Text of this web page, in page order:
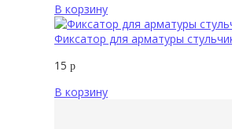
В корзину
Фиксатор для арматуры
15 р
В корзину